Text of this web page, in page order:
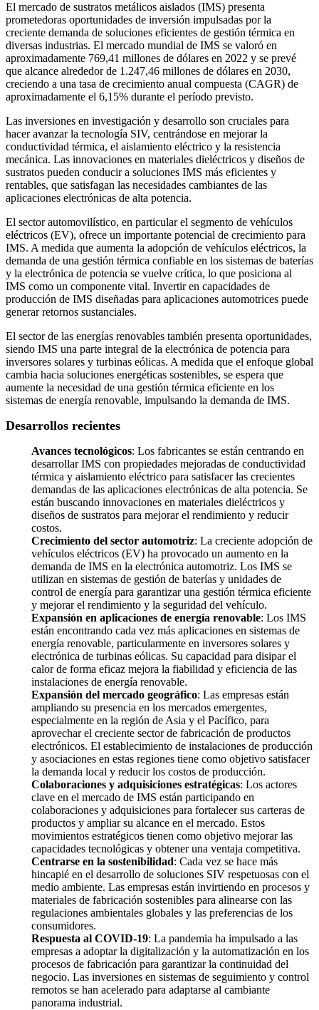
El mercado de sustratos metálicos aislados (IMS) presenta
prometedoras oportunidades de inversión impulsadas por la
creciente demanda de soluciones eficientes de gestión térmica en
diversas industrias. El mercado mundial de IMS se valoró en
aproximadamente 769,41 millones de dólares en 2022 y se prevé
que alcance alrededor de 1.247,46 millones de dólares en 2030,
creciendo a una tasa de crecimiento anual compuesta (CAGR) de
aproximadamente el 6,15% durante el período previsto.
Las inversiones en investigación y desarrollo son cruciales para
hacer avanzar la tecnología SIV, centrándose en mejorar la
conductividad térmica, el aislamiento eléctrico y la resistencia
mecánica. Las innovaciones en materiales dieléctricos y diseños de
sustratos pueden conducir a soluciones IMS más eficientes y
rentables, que satisfagan las necesidades cambiantes de las
aplicaciones electrónicas de alta potencia.
El sector automovilístico, en particular el segmento de vehículos
eléctricos (EV), ofrece un importante potencial de crecimiento para
IMS. A medida que aumenta la adopción de vehículos eléctricos, la
demanda de una gestión térmica confiable en los sistemas de baterías
y la electrónica de potencia se vuelve crítica, lo que posiciona al
IMS como un componente vital. Invertir en capacidades de
producción de IMS diseñadas para aplicaciones automotrices puede
generar retornos sustanciales.
El sector de las energías renovables también presenta oportunidades,
siendo IMS una parte integral de la electrónica de potencia para
inversores solares y turbinas eólicas. A medida que el enfoque global
cambia hacia soluciones energéticas sostenibles, se espera que
aumente la necesidad de una gestión térmica eficiente en los
sistemas de energía renovable, impulsando la demanda de IMS.
Desarrollos recientes
Avances tecnológicos: Los fabricantes se están centrando en
desarrollar IMS con propiedades mejoradas de conductividad
térmica y aislamiento eléctrico para satisfacer las crecientes
demandas de las aplicaciones electrónicas de alta potencia. Se
están buscando innovaciones en materiales dieléctricos y
diseños de sustratos para mejorar el rendimiento y reducir
costos.
Crecimiento del sector automotriz: La creciente adopción de
vehículos eléctricos (EV) ha provocado un aumento en la
demanda de IMS en la electrónica automotriz. Los IMS se
utilizan en sistemas de gestión de baterías y unidades de
control de energía para garantizar una gestión térmica eficiente
y mejorar el rendimiento y la seguridad del vehículo.
Expansión en aplicaciones de energía renovable: Los IMS
están encontrando cada vez más aplicaciones en sistemas de
energía renovable, particularmente en inversores solares y
electrónica de turbinas eólicas. Su capacidad para disipar el
calor de forma eficaz mejora la fiabilidad y eficiencia de las
instalaciones de energía renovable.
Expansión del mercado geográfico: Las empresas están
ampliando su presencia en los mercados emergentes,
especialmente en la región de Asia y el Pacífico, para
aprovechar el creciente sector de fabricación de productos
electrónicos. El establecimiento de instalaciones de producción
y asociaciones en estas regiones tiene como objetivo satisfacer
la demanda local y reducir los costos de producción.
Colaboraciones y adquisiciones estratégicas: Los actores
clave en el mercado de IMS están participando en
colaboraciones y adquisiciones para fortalecer sus carteras de
productos y ampliar su alcance en el mercado. Estos
movimientos estratégicos tienen como objetivo mejorar las
capacidades tecnológicas y obtener una ventaja competitiva.
Centrarse en la sostenibilidad: Cada vez se hace más
hincapié en el desarrollo de soluciones SIV respetuosas con el
medio ambiente. Las empresas están invirtiendo en procesos y
materiales de fabricación sostenibles para alinearse con las
regulaciones ambientales globales y las preferencias de los
consumidores.
Respuesta al COVID-19: La pandemia ha impulsado a las
empresas a adoptar la digitalización y la automatización en los
procesos de fabricación para garantizar la continuidad del
negocio. Las inversiones en sistemas de seguimiento y control
remotos se han acelerado para adaptarse al cambiante
panorama industrial.